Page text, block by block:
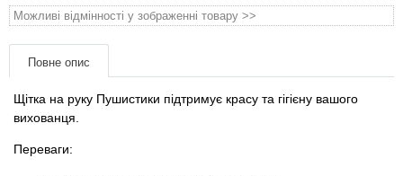
Можливі відмінності у зображенні товару >>
Повне опис
Щітка на руку Пушистики підтримує красу та гігієну вашого
вихованця.
Переваги:
Товари для голубів
Товари для гризунів
Товари для коней